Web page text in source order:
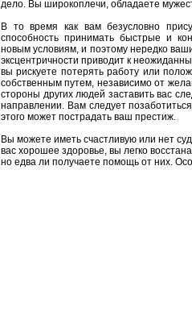
дело. Вы широкоплечи, обладаете
В то время как вам безусловно
способность принимать быстрые и
новым условиям, и поэтому нередко
эксцентричности приводит к
вы рискуете потерять работу или
собственным путем, независимо от
стороны других людей заставить вас
направлении. Вам следует
этого может пострадать ваш престиж.
Вы можете иметь счастливую или нет
вас хорошее здоровье, вы легко
но едва ли получаете помощь от них.